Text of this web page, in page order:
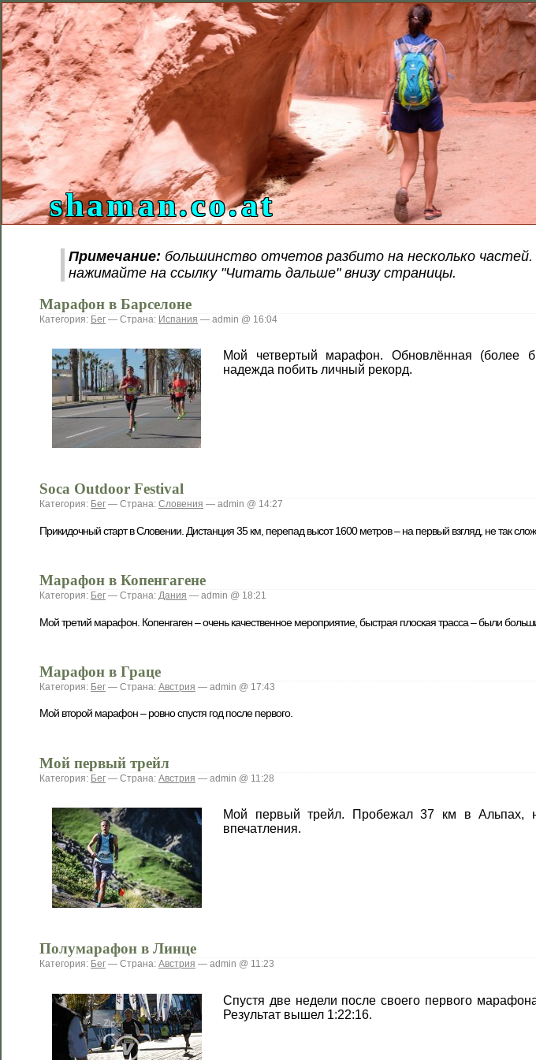
shaman.co.at
Примечание: большинство отчетов разбито на несколько
нажимайте на ссылку "Читать дальше" внизу страницы.
Марафон в Барселоне
Категория: Бег — Страна: Испания — admin @ 16:04
Мой четвертый марафон. Обновлённая (более
надежда побить личный рекорд.
Soca Outdoor Festival
Категория: Бег — Страна: Словения — admin @ 14:27
Прикидочный старт в Словении. Дистанция 35 км, перепад высот 1600 метров – на первый взгляд, не так
Марафон в Копенгагене
Категория: Бег — Страна: Дания — admin @ 18:21
Мой третий марафон. Копенгаген – очень качественное мероприятие, быстрая плоская трасса – были
Марафон в Граце
Категория: Бег — Страна: Австрия — admin @ 17:43
Мой второй марафон – ровно спустя год после первого.
Мой первый трейл
Категория: Бег — Страна: Австрия — admin @ 11:28
Мой первый трейл. Пробежал 37 км в
впечатления.
Полумарафон в Линце
Категория: Бег — Страна: Австрия — admin @ 11:23
Спустя две недели после своего первого
Результат вышел 1:22:16.